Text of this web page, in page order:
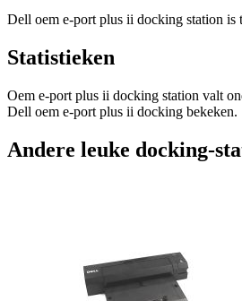
Dell oem e-port plus ii docking station is
Statistieken
Oem e-port plus ii docking station valt
Dell oem e-port plus ii docking bekeken.
Andere leuke docking-